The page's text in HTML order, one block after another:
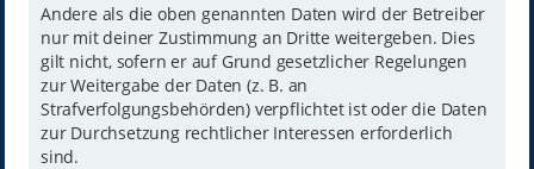
Andere als die oben genannten Daten wird der Betreiber
nur mit deiner Zustimmung an Dritte weitergeben. Dies
gilt nicht, sofern er auf Grund gesetzlicher Regelungen
zur Weitergabe der Daten (z. B. an
Strafverfolgungsbehörden) verpflichtet ist oder die Daten
zur Durchsetzung rechtlicher Interessen erforderlich
sind.